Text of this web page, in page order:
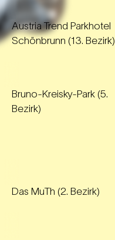
Austria Trend Parkhotel
Schönbrunn (13. Bezirk)
Bruno-Kreisky-Park (5.
Bezirk)
Das MuTh (2. Bezirk)